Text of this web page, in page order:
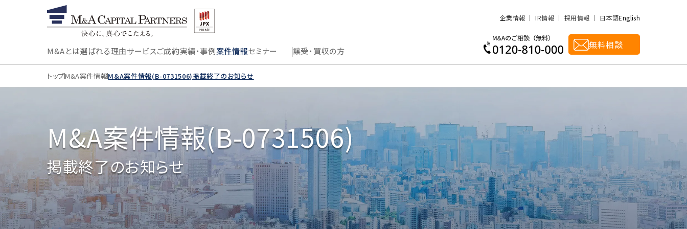
M&Aとは選ばれる理由サービスご成約実績・事例案件情報セミナー 譲受・買収の方
企業情報 IR情報 採用情報 日本語English
無料相談
トップM&A案件情報M&A案件情報(B-0731506)掲載終了のお知らせ
M&A案件情報(B-0731506)
掲載終了のお知らせ